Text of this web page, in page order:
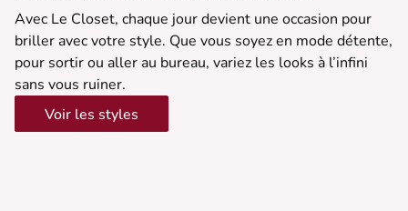
Avec Le Closet, chaque jour devient une occasion pour
briller avec votre style. Que vous soyez en mode détente,
pour sortir ou aller au bureau, variez les looks à l’infini
sans vous ruiner.
Voir les styles